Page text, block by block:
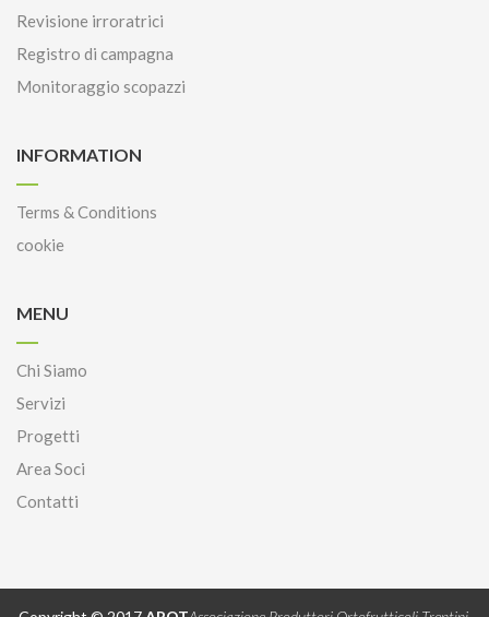
Revisione irroratrici
Registro di campagna
Monitoraggio scopazzi
INFORMATION
Terms & Conditions
cookie
MENU
Chi Siamo
Servizi
Progetti
Area Soci
Contatti